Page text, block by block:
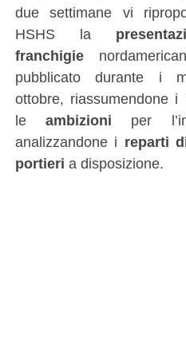
due settimane vi
HSHS la
franchigie
pubblicato durante i
ottobre, riassumendone i
le ambizioni per
analizzandone i reparti
portieri a disposizione.